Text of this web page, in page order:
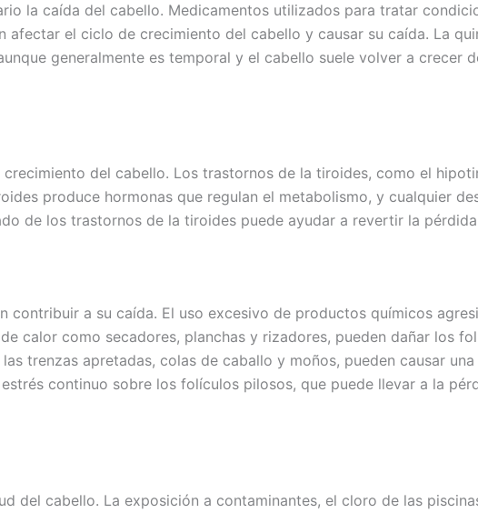
la caída del cabello. Medicamentos utilizados para tratar
el ciclo de crecimiento del cabello y causar su caída. La
generalmente es temporal y el cabello suele volver a crecer
del cabello. Los trastornos de la tiroides, como el
produce hormonas que regulan el metabolismo, y cualquier
de los trastornos de la tiroides puede ayudar a revertir la
contribuir a su caída. El uso excesivo de productos químicos
calor como secadores, planchas y rizadores, pueden dañar los
trenzas apretadas, colas de caballo y moños, pueden causar
continuo sobre los folículos pilosos, que puede llevar a la
del cabello. La exposición a contaminantes, el cloro de las